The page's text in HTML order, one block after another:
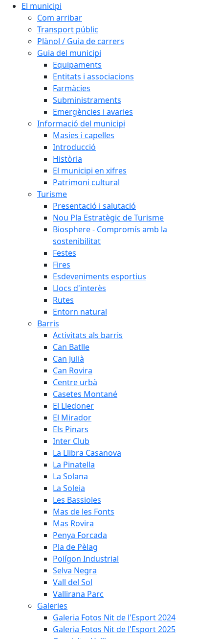
El municipi
Com arribar
Transport públic
Plànol / Guia de carrers
Guia del municipi
Equipaments
Entitats i associacions
Farmàcies
Subministraments
Emergències i avaries
Informació del municipi
Masies i capelles
Introducció
Història
El municipi en xifres
Patrimoni cultural
Turisme
Presentació i salutació
Nou Pla Estratègic de Turisme
Biosphere - Compromís amb la
sostenibilitat
Festes
Fires
Esdeveniments esportius
Llocs d'interès
Rutes
Entorn natural
Barris
Activitats als barris
Can Batlle
Can Julià
Can Rovira
Centre urbà
Casetes Montané
El Lledoner
El Mirador
Els Pinars
Inter Club
La Llibra Casanova
La Pinatella
La Solana
La Soleia
Les Bassioles
Mas de les Fonts
Mas Rovira
Penya Forcada
Pla de Pèlag
Polígon Industrial
Selva Negra
Vall del Sol
Vallirana Parc
Galeries
Galeria Fotos Nit de l'Esport 2024
Galeria Fotos Nit de l'Esport 2025